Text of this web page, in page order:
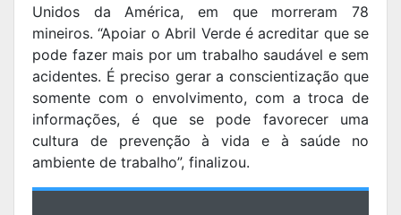
Unidos da América, em que morreram 78
mineiros. “Apoiar o Abril Verde é acreditar que se
pode fazer mais por um trabalho saudável e sem
acidentes. É preciso gerar a conscientização que
somente com o envolvimento, com a troca de
informações, é que se pode favorecer uma
cultura de prevenção à vida e à saúde no
ambiente de trabalho”, finalizou.